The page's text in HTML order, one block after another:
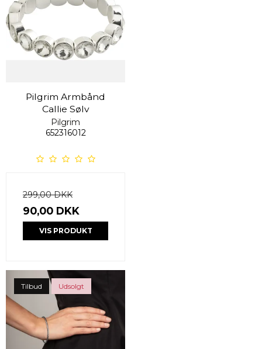
Pilgrim Armbånd
Callie Sølv
Pilgrim
652316012
299,00 DKK
90,00 DKK
VIS PRODUKT
Tilbud Udsolgt